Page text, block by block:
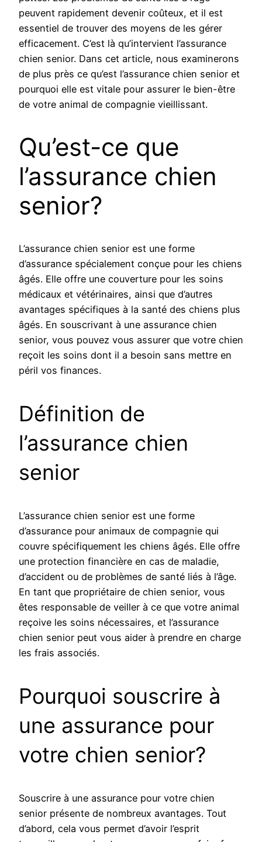
peuvent rapidement devenir coûteux, et il est
essentiel de trouver des moyens de les gérer
efficacement. C’est là qu’intervient l’assurance
chien senior. Dans cet article, nous examinerons
de plus près ce qu’est l’assurance chien senior et
pourquoi elle est vitale pour assurer le bien-être
de votre animal de compagnie vieillissant.
Qu’est-ce que
l’assurance chien
senior?
L’assurance chien senior est une forme
d’assurance spécialement conçue pour les chiens
âgés. Elle offre une couverture pour les soins
médicaux et vétérinaires, ainsi que d’autres
avantages spécifiques à la santé des chiens plus
âgés. En souscrivant à une assurance chien
senior, vous pouvez vous assurer que votre chien
reçoit les soins dont il a besoin sans mettre en
péril vos finances.
Définition de
l’assurance chien
senior
L’assurance chien senior est une forme
d’assurance pour animaux de compagnie qui
couvre spécifiquement les chiens âgés. Elle offre
une protection financière en cas de maladie,
d’accident ou de problèmes de santé liés à l’âge.
En tant que propriétaire de chien senior, vous
êtes responsable de veiller à ce que votre animal
reçoive les soins nécessaires, et l’assurance
chien senior peut vous aider à prendre en charge
les frais associés.
Pourquoi souscrire à
une assurance pour
votre chien senior?
Souscrire à une assurance pour votre chien
senior présente de nombreux avantages. Tout
d’abord, cela vous permet d’avoir l’esprit